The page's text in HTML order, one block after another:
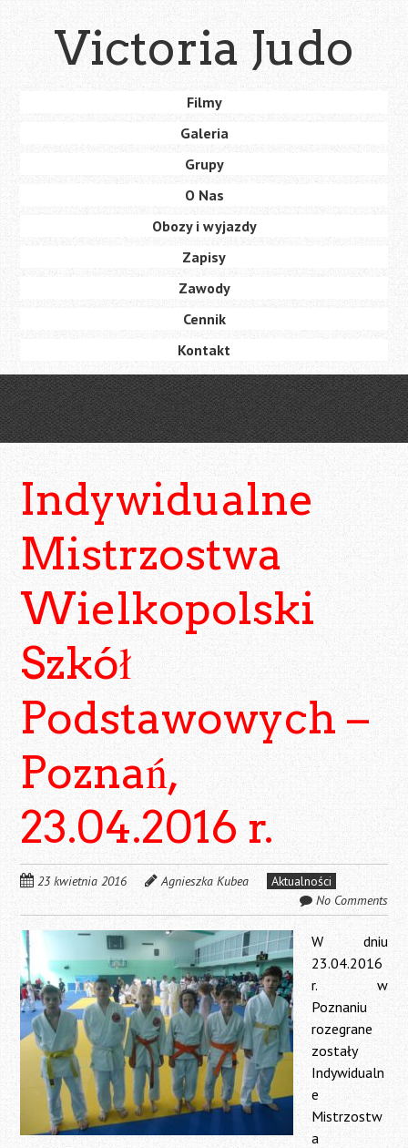
content
Victoria Judo
content
Filmy
Galeria
Grupy
O Nas
Obozy i wyjazdy
Zapisy
Zawody
Cennik
Kontakt
Indywidualne
Mistrzostwa
Wielkopolski
Szkół
Podstawowych –
Poznań,
23.04.2016 r.
23 kwietnia 2016 Agnieszka Kubea
Aktualności
No Comments
W dniu
23.04.2016
r. w
Poznaniu
rozegrane
zostały
Indywidualn
e
Mistrzostw
a